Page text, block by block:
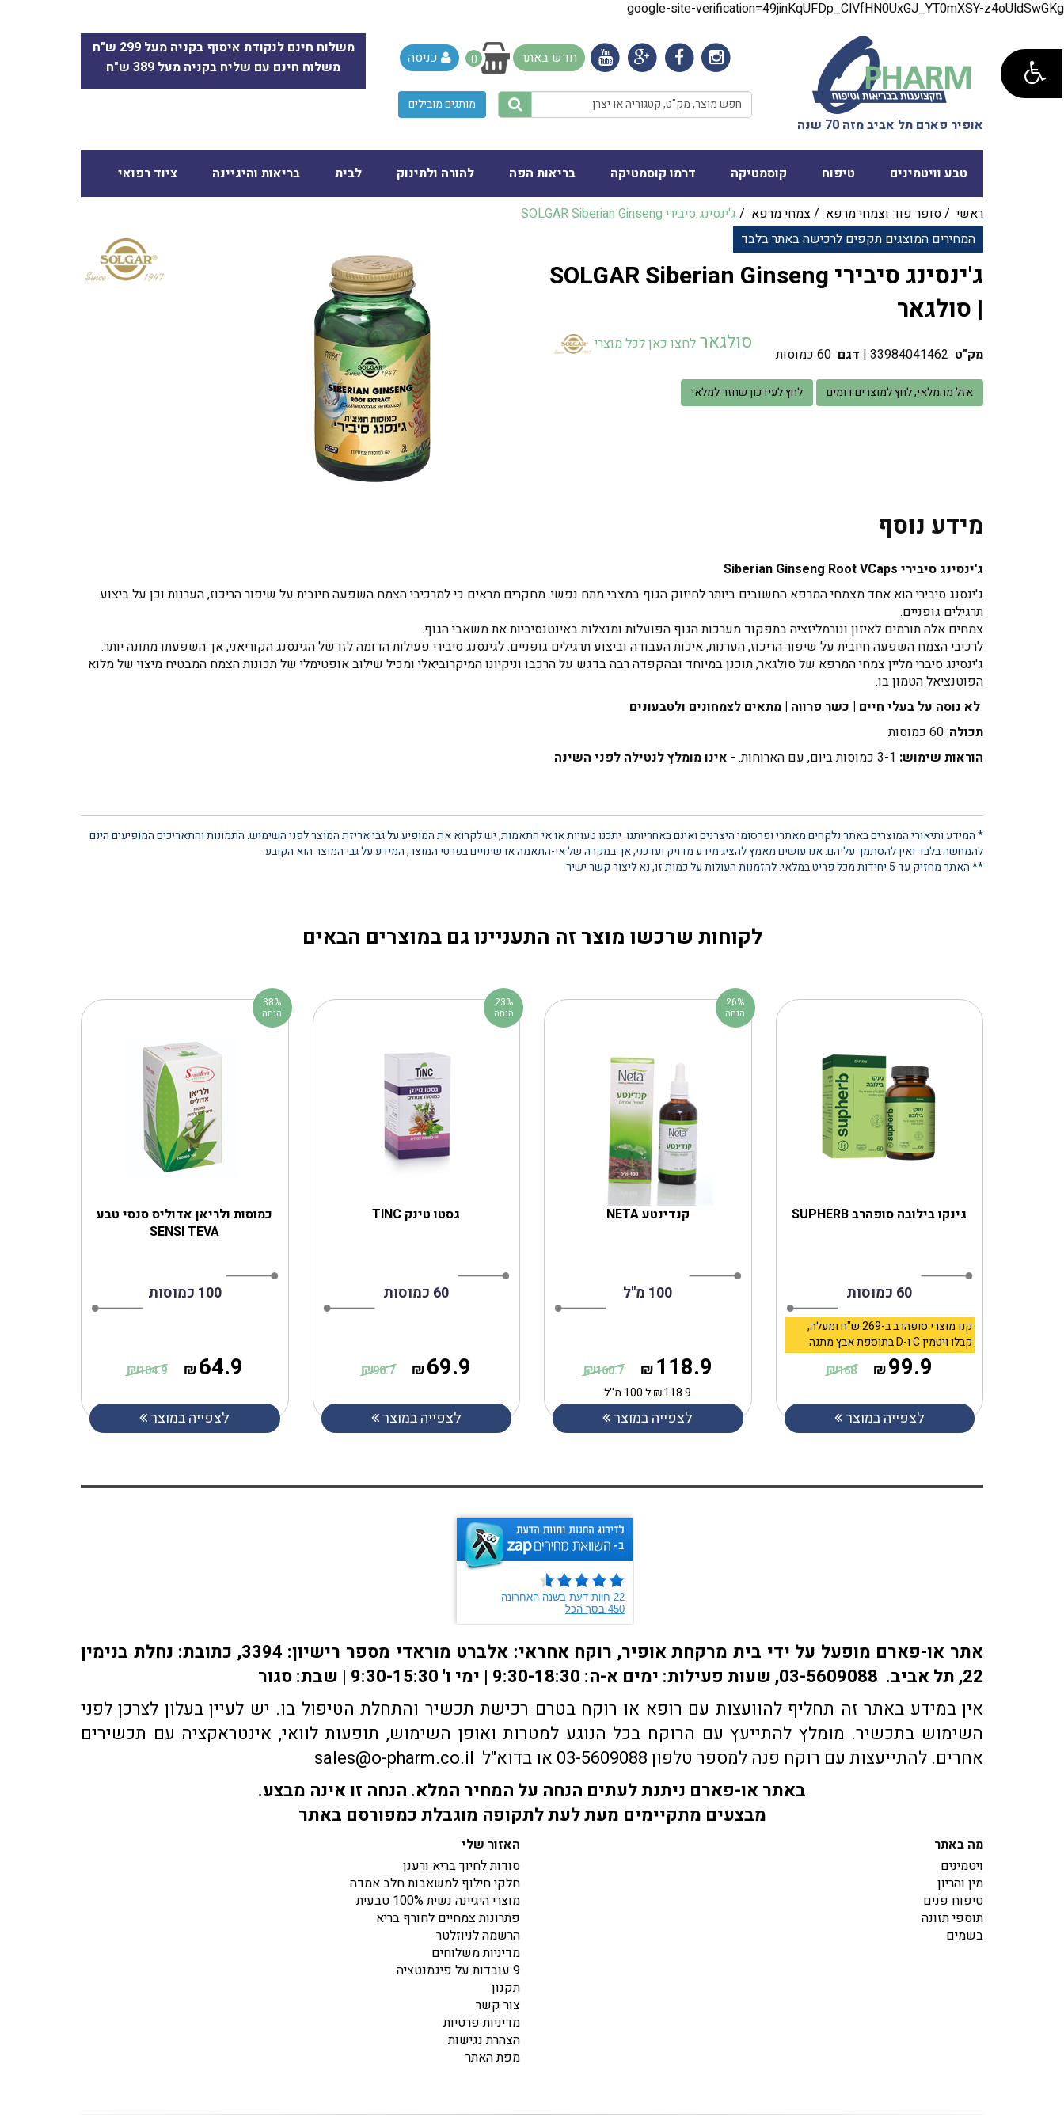
google-site-verification=49jinKqUFDp_ClVfHN0UxGJ_YT0mXSY-z4oUldSwGKg
משלוח חינם לנקודת איסוף בקניה מעל 299 ש"ח
משלוח חינם עם שליח בקניה מעל 389 ש"ח
חדש באתר 0 כניסה
מותגים מובילים
אופיר פארם תל אביב מזה 70 שנה
טבע וויטמינים טיפוח קוסמטיקה דרמו קוסמטיקה בריאות הפה להורה ולתינוק לבית בריאות והיגיינה ציוד רפואי
ראשי /סופר פוד וצמחי מרפא /צמחי מרפא / ג'ינסינג סיבירי SOLGAR Siberian Ginseng
המחירים המוצגים תקפים לרכישה באתר בלבד
ג'ינסינג סיבירי SOLGAR Siberian Ginseng
| סולגאר
סולגארלחצו כאן לכל מוצרי
מק"ט 33984041462
| דגם 60 כמוסות
אזל מהמלאי, לחץ למוצרים דומים לחץ לעידכון שחזר למלאי
מידע נוסף
ג'ינסינג סיבירי Siberian Ginseng Root VCaps
ג'ינסנג סיבירי הוא אחד מצמחי המרפא החשובים ביותר לחיזוק הגוף במצבי מתח נפשי. מחקרים מראים כי למרכיבי הצמח השפעה חיובית על שיפור הריכוז, הערנות וכן על ביצוע
תרגילים גופניים.
צמחים אלה תורמים לאיזון ונורמליזציה בתפקוד מערכות הגוף הפועלות ומנצלות באינטנסיביות את משאבי הגוף.
לרכיבי הצמח השפעה חיובית על שיפור הריכוז, הערנות, איכות העבודה וביצוע תרגילים גופניים. לגינסנג סיבירי פעילות הדומה לזו של הגינסנג הקוריאני, אך השפעתו מתונה יותר.
ג'ינסינג סיברי מליין צמחי המרפא של סולגאר, תוכנן במיוחד ובהקפדה רבה בדגש על הרכבו וניקיונו המיקרוביאלי ומכיל שילוב אופטימלי של תכונות הצמח המבטיח מיצוי של מלוא
הפוטנציאל הטמון בו.
לא נוסה על בעלי חיים | כשר פרווה | מתאים לצמחונים ולטבעונים
תכולה: 60 כמוסות
הוראות שימוש:
אינו מומלץ לנטילה לפני השינה
* המידע ותיאורי המוצרים באתר נלקחים מאתרי ופרסומי היצרנים ואינם באחריותנו. יתכנו טעויות או אי התאמות, יש לקרוא את המופיע על גבי אריזת המוצר לפני השימוש. התמונות והתאריכים המופיעים הינם
להמחשה בלבד ואין להסתמך עליהם. אנו עושים מאמץ להציג מידע מדויק ועדכני, אך במקרה של אי-התאמה או שינויים בפרטי המוצר, המידע על גבי המוצר הוא הקובע.
** האתר מחזיק עד 5 יחידות מכל פריט במלאי. להזמנות העולות על כמות זו, נא ליצור קשר ישיר
לקוחות שרכשו מוצר זה התעניינו גם במוצרים הבאים
‎כמוסות ולריאן אדוליס סנסי טבע
SENSI TEVA
100 כמוסות
64.9
₪
104.9
₪
לצפייה במוצר
38%
הנחה
גסטו טינק TINC
60 כמוסות
69.9
₪
90.7
₪
לצפייה במוצר
23%
הנחה
קנדינטע NETA
100 מ"ל
118.9
₪
160.7
₪
118.9
₪ל 100 מ''ל
לצפייה במוצר
26%
הנחה
גינקו בילובה סופהרב SUPHERB
60 כמוסות
קנו מוצרי סופהרב ב-269 ש"ח ומעלה,
קבלו ויטמין C ו-D בתוספת אבץ מתנה
99.9
₪
168
₪
לצפייה במוצר
אתר או-פארם מופעל על ידי בית מרקחת אופיר, רוקח אחראי: אלברט מוראדי מספר רישיון: 3394, כתובת: ​נחלת בנימין
22, תל אביב. 03-5609088, שעות פעילות: ימים א-ה: 9:30-18:30 | ימי ו' 9:30-15:30 | שבת: סגור
אין במידע באתר זה תחליף להוועצות עם רופא או רוקח בטרם רכישת תכשיר והתחלת הטיפול בו. יש לעיין בעלון לצרכן לפני
השימוש בתכשיר. מומלץ להתייעץ עם הרוקח בכל הנוגע למטרות ואופן השימוש, תופעות לוואי, אינטראקציה עם תכשירים
אחרים. להתייעצות עם רוקח פנה למספר טלפון 03-5609088 או בדוא"ל sales@o-pharm.co.il
באתר או-פארם ניתנת לעתים הנחה על המחיר המלא. הנחה זו אינה מבצע.
מבצעים מתקיימים מעת לעת לתקופה מוגבלת כמפורסם באתר
האזור שלי
סודות לחיוך בריא ורענן
חלקי חילוף למשאבות חלב אמדה
מוצרי היגיינה נשית 100% טבעית
פתרונות צמחיים לחורף בריא
הרשמה לניוזלטר
מדיניות משלוחים
9 עובדות על פיגמנטציה
תקנון
צור קשר
מדיניות פרטיות
הצהרת נגישות
מפת האתר
מה באתר
ויטמינים
מין והריון
טיפוח פנים
תוספי תזונה
בשמים